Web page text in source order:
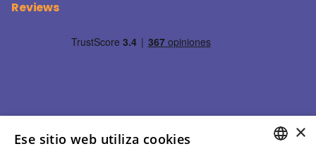
Reviews
×
Ese sitio web utiliza cookies